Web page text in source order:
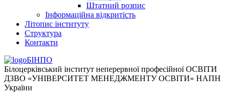
Штатний розпис
Інформаційна відкритість
Літопис інституту
Структура
Контакти
БІНПО
Білоцерківський інститут неперервної професійної ОСВІТИ
ДЗВО «УНІВЕРСИТЕТ МЕНЕДЖМЕНТУ ОСВІТИ» НАПН
України